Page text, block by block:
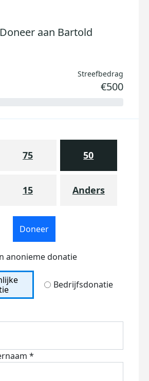
Doneer aan Bartold
Streefbedrag
€500
75 50
15 Anders
Doneer
anonieme donatie
Bedrijfsdonatie
*